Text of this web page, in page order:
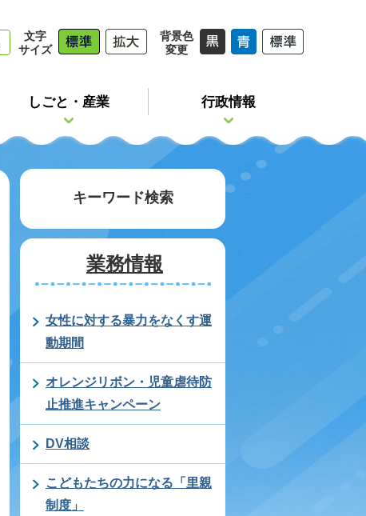
文字
サイズ
背景色
変更
しごと・産業 行政情報
キーワード検索
業務情報
女性に対する暴力をなくす運
動期間
オレンジリボン・児童虐待防
止推進キャンペーン
DV相談
こどもたちの力になる「里親
制度」